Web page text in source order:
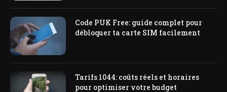
Code PUK Free: guide complet pour
débloquer ta carte SIM facilement
Tarifs 1044: coûts réels et horaires
pour optimiser votre budget